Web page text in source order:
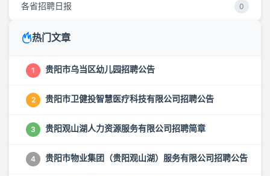
各省招聘日报 0
热门文章
1 贵阳市乌当区幼儿园招聘公告
2 贵阳市卫健投智慧医疗科技有限公司招聘公告
3 贵阳观山湖人力资源服务有限公司招聘简章
4 贵阳市物业集团（贵阳观山湖）服务有限公司招聘公告